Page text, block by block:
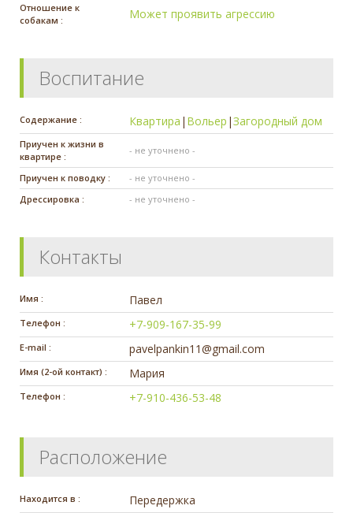
Отношение к
собакам :
Может проявить агрессию
Воспитание
Содержание : Квартира | Вольер |Загородный дом
Приучен к жизни в
квартире :
- не уточнено -
Приучен к поводку :
- не уточнено -
Дрессировка :
- не уточнено -
Контакты
Имя : Павел
Телефон : +7-909-167-35-99
E-mail : pavelpankin11@gmail.com
Имя (2-ой контакт) : Мария
Телефон : +7-910-436-53-48
Расположение
Находится в : Передержка